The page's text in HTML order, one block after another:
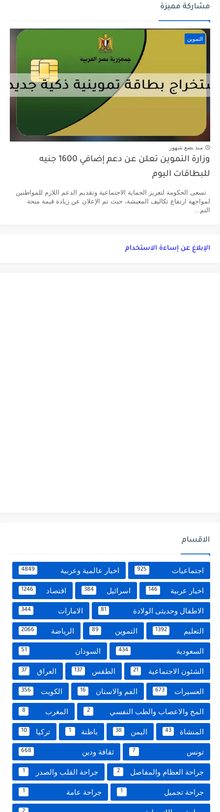
مشاركة مميزة
التموين
منذ بضع شهور
وزارة التموين تعلن عن دعم إضافي 1600 جنيه
للبطاقات اليوم
تسعى الحكومة لتعزيز الحماية الاجتماعية وتقديم الدعم اللازم للمواطنين
لمواجهة ارتفاع تكاليف المعيشة، حيث تم الإعلان عن زيادة قيمة منحة
التم...
الإبلاغ عن إساءة الاستخدام
الاقسام
اجتماعيات 925 اخبار عالمية وعربية 4849
اخبار عربية 146 اسرائيل 384 اقتصاد 1246
الاطفال وحديثى الولادة 81 الامارات 344
التعليم 1392 التموين 89 الرياضة 2066
السعودية 434 السودان 51
الشئون الاجتماعية 21 الطقس 137 العراق 37
العسيرات 673 الفم والاسنان 16 الكويت 356
المخ والاعصاب والطب النفسي 2 المغرب 8
المنشاة 43 اليمن 38 باطنة 1 تركيا 10
تونس 7 ثقافة ودين 668
جراحة العظام والمفاصل 2 جراحة القلب والصدر 1
جراحة تجميل 1 جراحة عامة 1